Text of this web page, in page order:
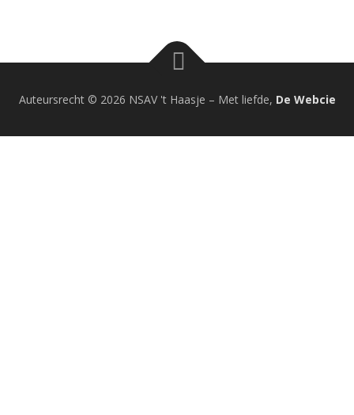
Auteursrecht © 2026 NSAV 't Haasje – Met liefde, De Webcie